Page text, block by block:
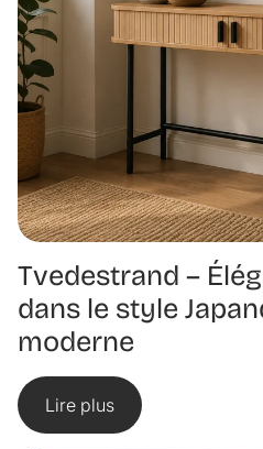
Tvedestrand –
dans le style
moderne
Lire plus